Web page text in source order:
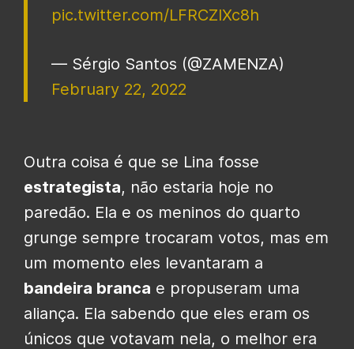
pic.twitter.com/LFRCZIXc8h
— Sérgio Santos (@ZAMENZA)
February 22, 2022
Outra coisa é que se Lina fosse
estrategista, não estaria hoje no
paredão. Ela e os meninos do quarto
grunge sempre trocaram votos, mas em
um momento eles levantaram a
bandeira branca e propuseram uma
aliança. Ela sabendo que eles eram os
únicos que votavam nela, o melhor era